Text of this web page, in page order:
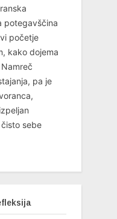
potegavščina
početje
kako dojema
pa je
sebe